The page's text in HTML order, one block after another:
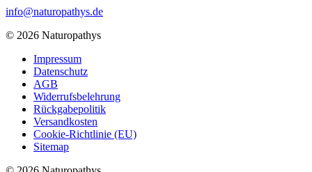
info@naturopathys.de
© 2026 Naturopathys
Impressum
Datenschutz
AGB
Widerrufsbelehrung
Rückgabepolitik
Versandkosten
Cookie-Richtlinie (EU)
Sitemap